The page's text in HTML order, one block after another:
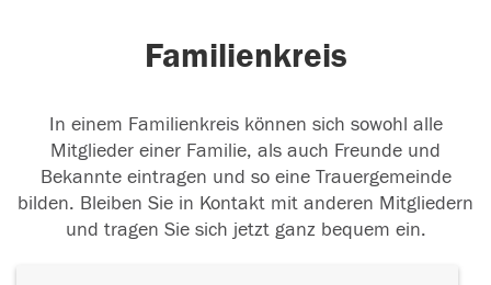
Familienkreis
In einem Familienkreis können sich sowohl alle
Mitglieder einer Familie, als auch Freunde und
Bekannte eintragen und so eine Trauergemeinde
bilden. Bleiben Sie in Kontakt mit anderen Mitgliedern
und tragen Sie sich jetzt ganz bequem ein.